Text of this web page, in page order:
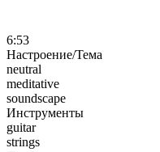
6:53
Настроение/Тема
neutral
meditative
soundscape
Инструменты
guitar
strings